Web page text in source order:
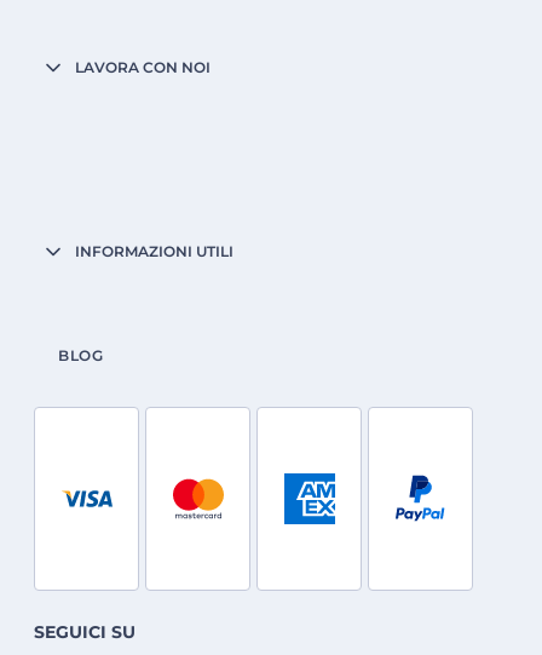
LAVORA CON NOI
INFORMAZIONI UTILI
BLOG
SEGUICI SU